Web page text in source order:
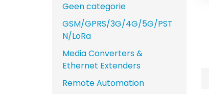
Geen categorie
GSM/GPRS/3G/4G/5G/PST
N/LoRa
Media Converters &
Ethernet Extenders
Remote Automation